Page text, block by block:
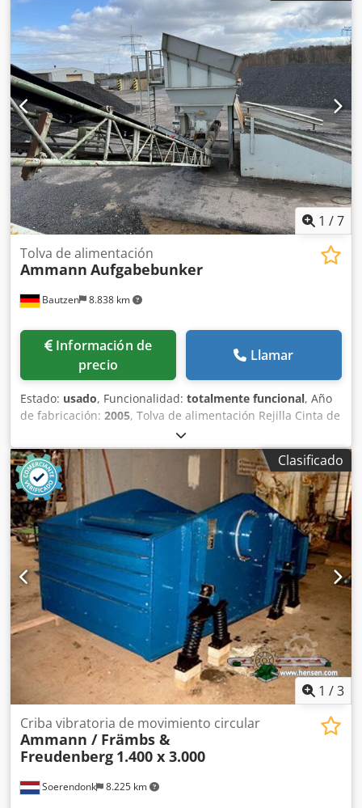
1 /7
Bautzen 8.838 km
Tolva de alimentación
Ammann Aufgabebunker
Información de
precio
Llamar
Estado: usado, Funcionalidad: totalmente funcional, Año
de fabricación: 2005, Tolva de alimentación Rejilla Cinta de
extracción Cinta transportadora de 12 m con banda de 650
mm Dodozq Szrspfx Aifokr
Clasificado
1 /3
Soerendonk 8.225 km
Criba vibratoria de movimiento circular
Ammann / Främbs &
Freudenberg 1.400 x 3.000